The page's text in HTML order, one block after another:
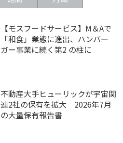
【モスフードサービス】M＆Aで
「和食」業態に進出、ハンバー
ガー事業に続く第2 の柱に
不動産大手ヒューリックが宇宙関
連2社の保有を拡大 2026年7月
の大量保有報告書